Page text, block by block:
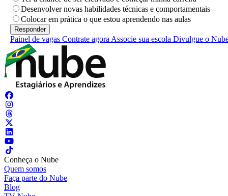
Desenvolver novas habilidades técnicas e comportamentais
Colocar em prática o que estou aprendendo nas aulas
Painel de vagas Contrate agora Associe sua escola Divulgue o
Conheça o Nube
Quem somos
Faça parte do Nube
Blog